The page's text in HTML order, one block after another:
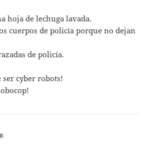
hoja de lechuga lavada.
cuerpos de policía porque no dejan
de policía.
ser cyber robots!